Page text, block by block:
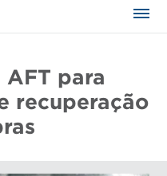
AFT para
recuperação